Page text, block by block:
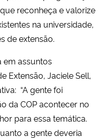
reconheça e valorize
na universidade,
de extensão.
em assuntos
Extensão, Jaciele Sell,
“A gente foi
da COP acontecer no
para essa temática.
a gente deveria